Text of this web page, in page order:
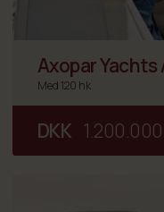
Axopar Yachts
Med 120 hk
DKK 1.200.000